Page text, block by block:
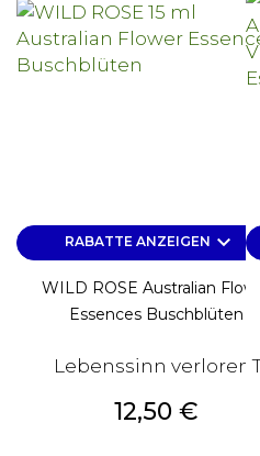
RABATTE ANZEIGEN keyboard_arrow_down
WILD ROSE Australian
Essences Buschblüten
Lebenssinn verloren?
Preis
12,50 €